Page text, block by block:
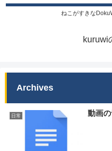
ねこがすきな
kuruwi
Archives
日常 動画